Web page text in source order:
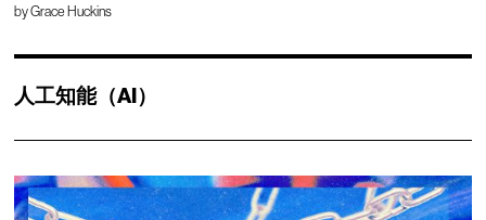
byGrace Huckins
人工知能（AI）